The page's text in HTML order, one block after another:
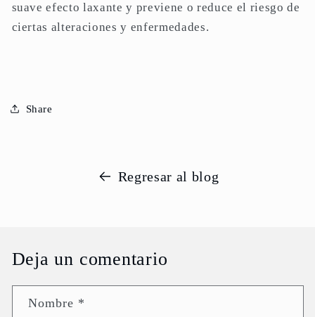
suave efecto laxante y previene o reduce el riesgo de
ciertas alteraciones y enfermedades.
Share
Regresar al blog
Deja un comentario
Nombre *